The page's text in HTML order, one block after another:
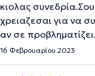
κιολας
χρειαζεσαι για να
αν σε προβληματίζει.
16 Φεβρουαρίου 2023